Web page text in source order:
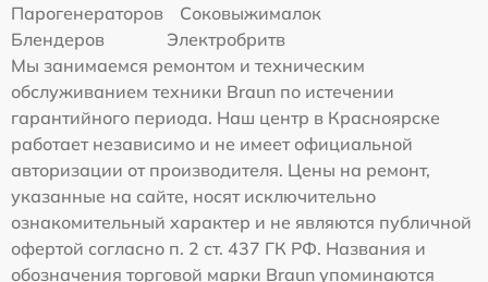
Парогенераторов
Соковыжималок
Блендеров
Электробритв
Мы занимаемся ремонтом и техническим
обслуживанием техники Braun по истечении
гарантийного периода. Наш центр в Красноярске
работает независимо и не имеет официальной
авторизации от производителя. Цены на ремонт,
указанные на сайте, носят исключительно
ознакомительный характер и не являются публичной
офертой согласно п. 2 ст. 437 ГК РФ. Названия и
обозначения торговой марки Braun упоминаются